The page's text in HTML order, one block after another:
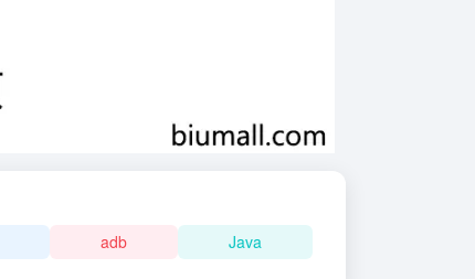
adb Java